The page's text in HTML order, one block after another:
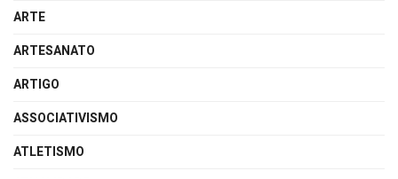
ARTE
ARTESANATO
ARTIGO
ASSOCIATIVISMO
ATLETISMO